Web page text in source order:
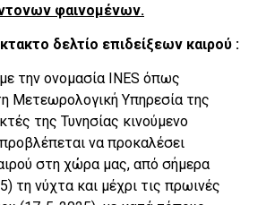
φαινομένων.
δελτίο επιδείξεων καιρού :
την ονομασία INES όπως
Μετεωρολογική Υπηρεσία της
της Τυνησίας κινούμενο
να προκαλέσει
στη χώρα μας, από σήμερα
τη νύχτα και μέχρι τις πρωινές